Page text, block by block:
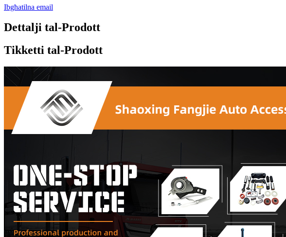
Ibgħatilna email
Dettalji tal-Prodott
Tikketti tal-Prodott